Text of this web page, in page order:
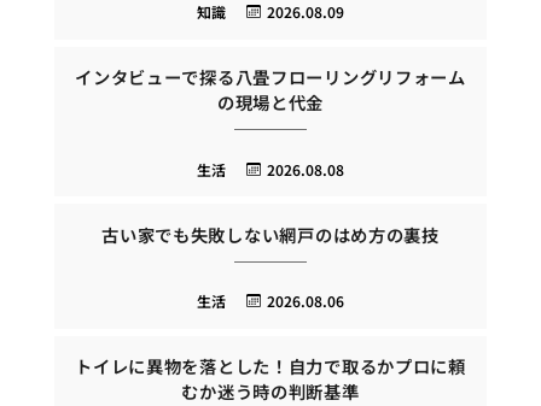
2026.08.09
知識
インタビューで探る八畳フローリングリフォーム
の現場と代金
2026.08.08
生活
古い家でも失敗しない網戸のはめ方の裏技
2026.08.06
生活
トイレに異物を落とした！自力で取るかプロに頼
むか迷う時の判断基準